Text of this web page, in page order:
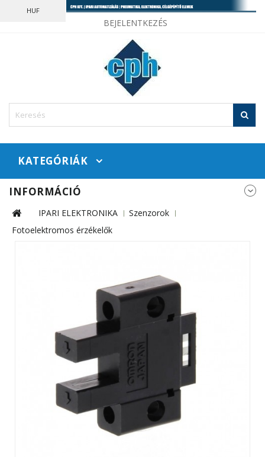
BEJELENTKEZÉS
HUF
KATEGÓRIÁK
INFORMÁCIÓ
IPARI ELEKTRONIKA
Szenzorok
Fotoelektromos érzékelők